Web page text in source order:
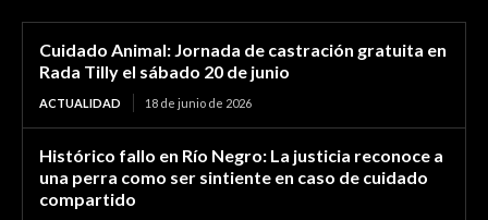
Cuidado Animal: Jornada de castración gratuita en
Rada Tilly el sábado 20 de junio
ACTUALIDAD 18 de junio de 2026
Histórico fallo en Río Negro: La justicia reconoce a
una perra como ser sintiente en caso de cuidado
compartido